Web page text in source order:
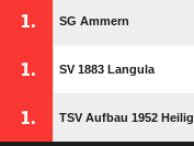
1. SG Ammern
1. SV 1883 Langula
1. TSV Aufbau 1952